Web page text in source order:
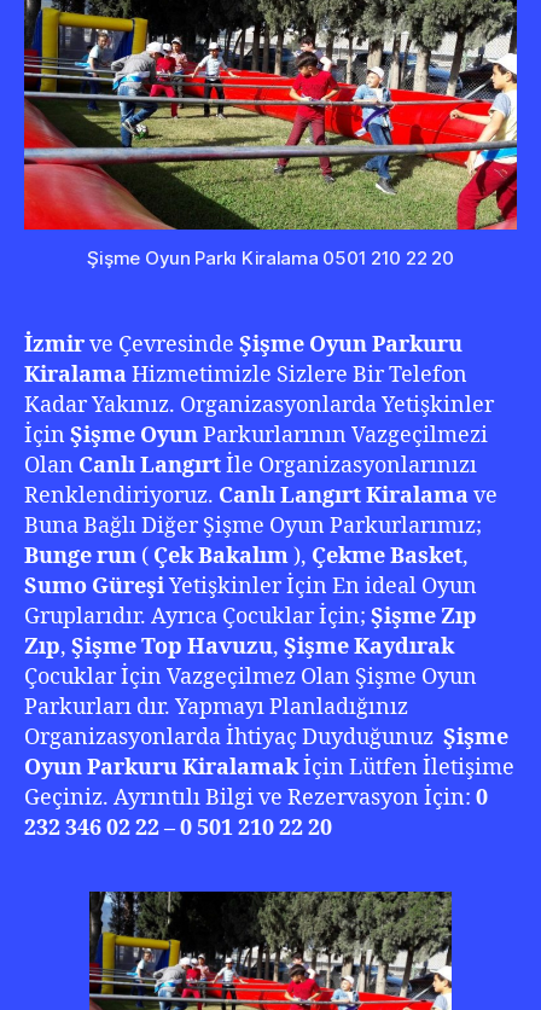
210
22
20
Şişme Oyun Parkı Kiralama 0501 210 22 20
İzmirve Çevresinde Şişme Oyun Parkuru
KiralamaHizmetimizle Sizlere Bir Telefon
Kadar Yakınız. Organizasyonlarda Yetişkinler
İçin Şişme OyunParkurlarının Vazgeçilmezi
Olan Canlı Langırtİle Organizasyonlarınızı
Renklendiriyoruz. Canlı Langırt Kiralamave
Buna Bağlı Diğer Şişme Oyun Parkurlarımız;
Bunge run ( Çek Bakalım), Çekme Basket,
Sumo GüreşiYetişkinler İçin En ideal Oyun
Gruplarıdır. Ayrıca Çocuklar İçin; Şişme Zıp
Zıp, Şişme Top Havuzu, Şişme Kaydırak
Çocuklar İçin Vazgeçilmez Olan Şişme Oyun
Parkurları dır. Yapmayı Planladığınız
Organizasyonlarda İhtiyaç Duyduğunuz Şişme
Oyun Parkuru Kiralamakİçin Lütfen İletişime
Geçiniz. Ayrıntılı Bilgi ve Rezervasyon İçin: 0
232 346 02 22 – 0 501 210 22 20